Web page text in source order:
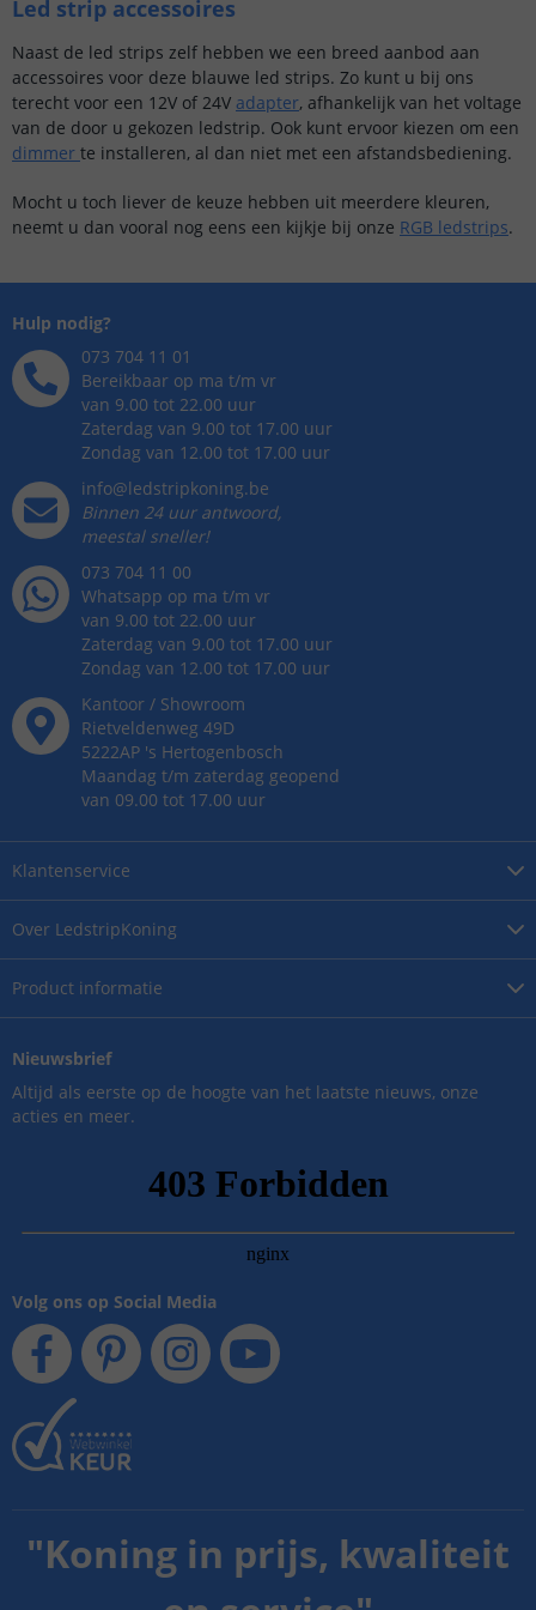
Led strip accessoires
Naast de led strips zelf hebben we een breed aanbod aan
accessoires voor deze blauwe led strips. Zo kunt u bij ons
terecht voor een 12V of 24V adapter, afhankelijk van het voltage
van de door u gekozen ledstrip. Ook kunt ervoor kiezen om een
dimmer te installeren, al dan niet met een afstandsbediening.
Mocht u toch liever de keuze hebben uit meerdere kleuren,
neemt u dan vooral nog eens een kijkje bij onze RGB ledstrips.
Over LedstripKoning
Product informatie
Klantenservice
Hulp nodig?
073 704 11 01
Bereikbaar op ma t/m vr
van 9.00 tot 22.00 uur
Zaterdag van 9.00 tot 17.00 uur
Zondag van 12.00 tot 17.00 uur
info@ledstripkoning.be
Binnen 24 uur antwoord,
meestal sneller!
073 704 11 00
Whatsapp op ma t/m vr
van 9.00 tot 22.00 uur
Zaterdag van 9.00 tot 17.00 uur
Zondag van 12.00 tot 17.00 uur
Kantoor / Showroom
Rietveldenweg 49D
5222AP 's Hertogenbosch
Maandag t/m zaterdag geopend
van 09.00 tot 17.00 uur
Nieuwsbrief
Altijd als eerste op de hoogte van het laatste nieuws, onze
acties en meer.
Volg ons op Social Media
"Koning in prijs, kwaliteit